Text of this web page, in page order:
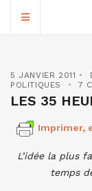
5 JANVIER 2011
POLITIQUES
7
LES 35
Imprimer,
L’idée la plus
temps